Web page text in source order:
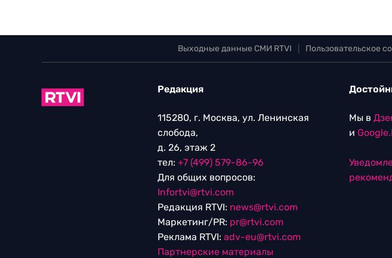
Выходные данные СМИ RTVI Пользовательское
Редакция
115280, г. Москва, ул. Ленинская
слобода,
д. 26, этаж 2
тел: +7 (499) 579-86-96
Для общих вопросов:
Infortvi@rtvi.com
Редакция RTVI: news@rtvi.com
Маркетинг/PR: pr@rtvi.com
Реклама RTVI: adv-eu@rtvi.com
Партнерские материалы
Мы в
и